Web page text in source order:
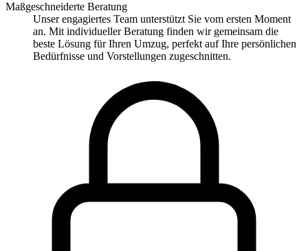
Maßgeschneiderte Beratung
Unser engagiertes Team unterstützt Sie vom ersten Moment
an. Mit individueller Beratung finden wir gemeinsam die
beste Lösung für Ihren Umzug, perfekt auf Ihre persönlichen
Bedürfnisse und Vorstellungen zugeschnitten.